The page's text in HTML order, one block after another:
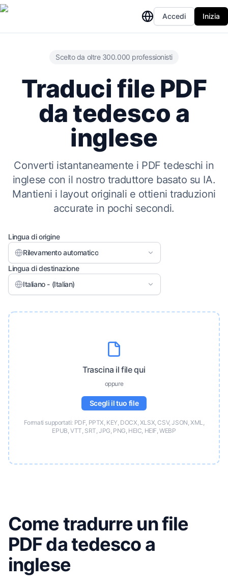
Accedi Inizia
Scelto da oltre 300.000 professionisti
Traduci file PDF
da tedesco a
inglese
Converti istantaneamente i PDF tedeschi in
inglese con il nostro traduttore basato su IA.
Mantieni i layout originali e ottieni traduzioni
accurate in pochi secondi.
Lingua di origine
Rilevamento automatico
Lingua di destinazione
Italiano - (Italian)
Trascina il file qui
oppure
Scegli il tuo file
Formati supportati: PDF, PPTX, KEY, DOCX, XLSX, CSV, JSON, XML,
EPUB, VTT, SRT, JPG, PNG, HEIC, HEIF, WEBP
Come tradurre un file
PDF da tedesco a
inglese